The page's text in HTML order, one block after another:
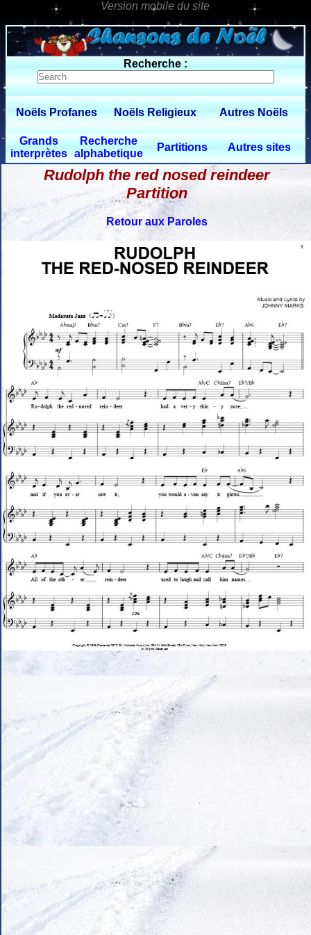
0 $limitbot 1 $limittot 2
Recherche :
Noëls Profanes Noëls Religieux Autres Noëls
Grands
interprètes
Recherche
alphabetique
Partitions Autres sites
Rudolph the red nosed reindeer
Partition
Retour aux Paroles